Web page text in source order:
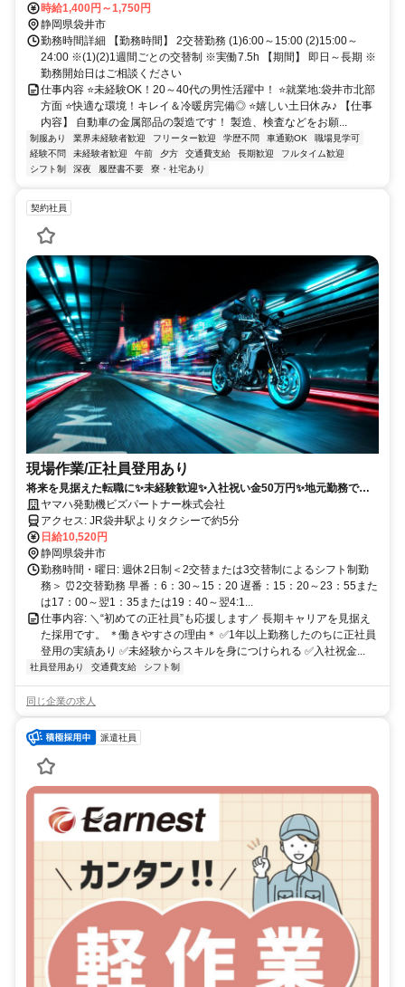
時給1,400円～1,750円
静岡県袋井市
勤務時間詳細 【勤務時間】 2交替勤務 (1)6:00～15:00 (2)15:00～
24:00 ※(1)(2)1週間ごとの交替制 ※実働7.5h 【期間】 即日～長期 ※
勤務開始日はご相談ください
仕事内容 ⭐未経験OK！20～40代の男性活躍中！ ⭐就業地:袋井市北部
方面 ⭐快適な環境！キレイ＆冷暖房完備◎ ⭐嬉しい土日休み♪ 【仕事
内容】 自動車の金属部品の製造です！ 製造、検査などをお願...
制服あり 業界未経験者歓迎 フリーター歓迎 学歴不問 車通勤OK
職場見学可
経験不問
未経験者歓迎 午前 夕方 交通費支給 長期歓迎
フルタイム歓迎
シフト制
深夜 履歴書不要 寮・社宅あり
契約社員
現場作業/正社員登用あり
将来を見据えた転職に✨未経験歓迎✨入社祝い金50万円✨地元勤務で安
心 ヤマハ発動機ビズパートナー株式会社
アクセス: JR袋井駅よりタクシーで約5分
日給10,520円
静岡県袋井市
勤務時間・曜日: 週休2日制＜2交替または3交替制によるシフト制勤
務＞ ⏰2交替勤務 早番：6：30～15：20 遅番：15：20～23：55また
は17：00～翌1：35または19：40～翌4:1...
仕事内容: ＼“初めての正社員”も応援します／ 長期キャリアを見据え
た採用です。 ＊働きやすさの理由＊ ✅1年以上勤務したのちに正社員
登用の実績あり ✅未経験からスキルを身につけられる ✅入社祝金...
社員登用あり 交通費支給 シフト制
同じ企業の求人
派遣社員